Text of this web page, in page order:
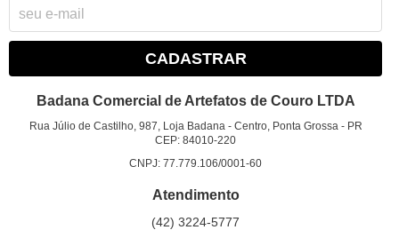
CADASTRAR
Badana Comercial de Artefatos de Couro LTDA
Rua Júlio de Castilho, 987, Loja Badana - Centro, Ponta Grossa - PR
CEP: 84010-220
CNPJ: 77.779.106/0001-60
Atendimento
(42) 3224-5777